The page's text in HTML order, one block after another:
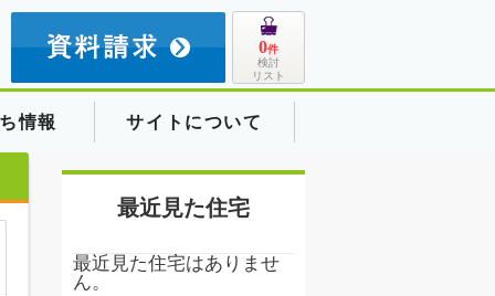
0件
検討
リスト
情報 サイトについて
最近見た住宅
最近見た住宅はありませ
ん。